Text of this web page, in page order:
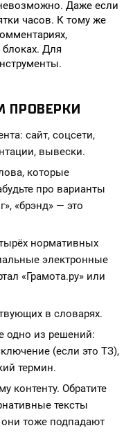
Даже если
часов. К тому же
Для
ПРОВЕРКИ
сайт, соцсети,
вывески.
которые
про варианты
«брэнд» — это
нормативных
электронные
«Грамота.ру» или
в словарях.
одно из решений:
(если это ТЗ),
термин.
контенту. Обратите
тексты
они тоже подпадают